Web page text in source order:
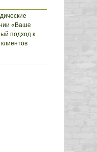
«Ваше
подход к